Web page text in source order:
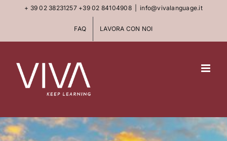
+ 39 02 38231257 +39 02 84104908 info@vivalanguage.it
FAQ LAVORA CON NOI